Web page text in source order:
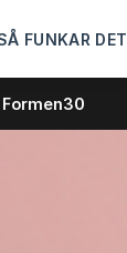
FUNKAR DET